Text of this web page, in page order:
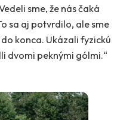
sme, že nás čaká
sa aj potvrdilo, ale sme
konca. Ukázali fyzickú
dvomi peknými gólmi.“